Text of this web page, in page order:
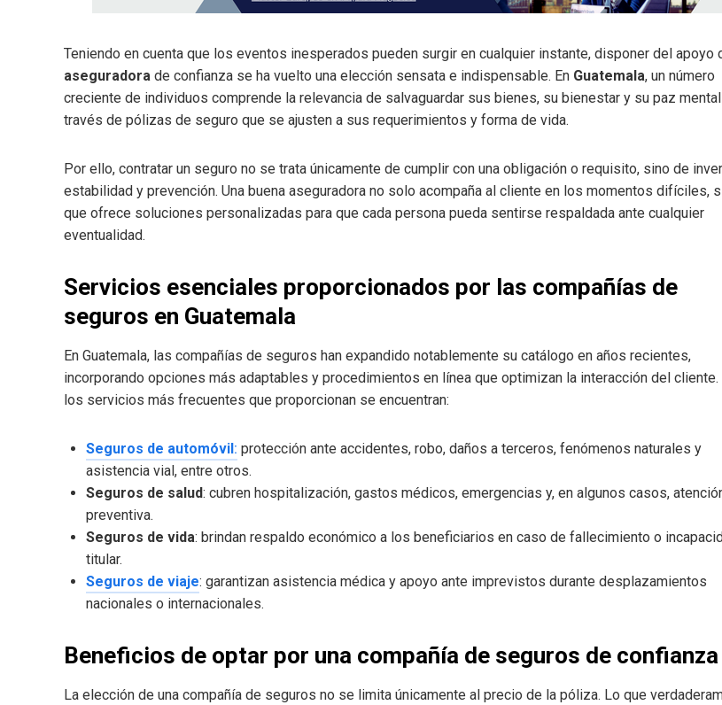
Teniendo en cuenta que los eventos inesperados pueden surgir en cualquier instante, disponer del apoyo
aseguradora de confianza se ha vuelto una elección sensata e indispensable. En Guatemala, un número
creciente de individuos comprende la relevancia de salvaguardar sus bienes, su bienestar y su paz
través de pólizas de seguro que se ajusten a sus requerimientos y forma de vida.
Por ello, contratar un seguro no se trata únicamente de cumplir con una obligación o requisito, sino de
estabilidad y prevención. Una buena aseguradora no solo acompaña al cliente en los momentos difíciles,
que ofrece soluciones personalizadas para que cada persona pueda sentirse respaldada ante cualquier
eventualidad.
Servicios esenciales proporcionados por las compañías de
seguros en Guatemala
En Guatemala, las compañías de seguros han expandido notablemente su catálogo en años recientes,
incorporando opciones más adaptables y procedimientos en línea que optimizan la interacción del cliente.
los servicios más frecuentes que proporcionan se encuentran:
Seguros de automóvil : protección ante accidentes, robo, daños a terceros, fenómenos naturales y
asistencia vial, entre otros.
Seguros de salud: cubren hospitalización, gastos médicos, emergencias y, en algunos casos,
preventiva.
Seguros de vida: brindan respaldo económico a los beneficiarios en caso de fallecimiento o
titular.
Seguros de viaje: garantizan asistencia médica y apoyo ante imprevistos durante desplazamientos
nacionales o internacionales.
Beneficios de optar por una compañía de seguros de confianza
La elección de una compañía de seguros no se limita únicamente al precio de la póliza. Lo que